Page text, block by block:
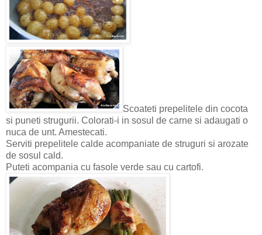
Scoateti prepelitele din cocota
si puneti strugurii. Colorati-i in sosul de carne si adaugati o
nuca de unt. Amestecati.
Serviti prepelitele calde acompaniate de struguri si arozate
de sosul cald.
Puteti acompania cu fasole verde sau cu cartofi.